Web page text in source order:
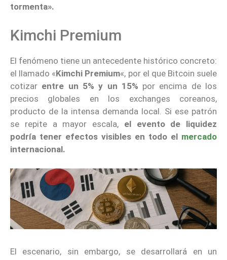
tormenta».
Kimchi Premium
El fenómeno tiene un antecedente histórico concreto:
el llamado «Kimchi Premium«, por el que Bitcoin suele
cotizar entre un 5% y un 15% por encima de los
precios globales en los exchanges coreanos,
producto de la intensa demanda local. Si ese patrón
se repite a mayor escala, el evento de liquidez
podría tener efectos visibles en todo el mercado
internacional.
El escenario, sin embargo, se desarrollará en un